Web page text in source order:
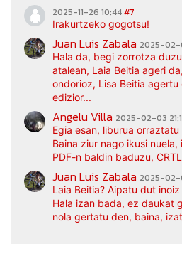
2025-11-26 10:44#7
Irakurtzeko gogotsu!
Juan Luis Zabala 2025-02-
Hala da, begi zorrotza
atalean, Laia Beitia ageri
ondorioz, Lisa Beitia
edizior...
Angelu Villa 2025-02-03
Egia esan, liburua
Baina ziur nago ikusi
PDF-n baldin baduzu,
Juan Luis Zabala 2025-02-
Laia Beitia? Aipatu dut
Hala izan bada, ez daukat
nola gertatu den, baina,